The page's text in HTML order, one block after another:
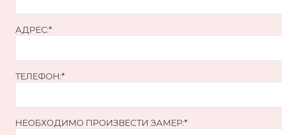
АДРЕС:*
ТЕЛЕФОН:*
НЕОБХОДИМО ПРОИЗВЕСТИ ЗАМЕР:*